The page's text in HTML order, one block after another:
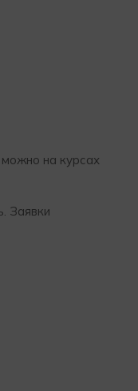
на курсах
Заявки